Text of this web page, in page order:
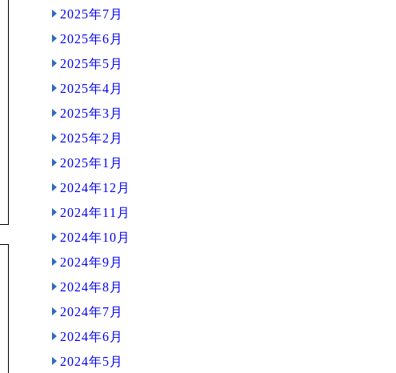
2025年7月
2025年6月
2025年5月
2025年4月
2025年3月
2025年2月
2025年1月
2024年12月
2024年11月
2024年10月
2024年9月
2024年8月
2024年7月
2024年6月
2024年5月